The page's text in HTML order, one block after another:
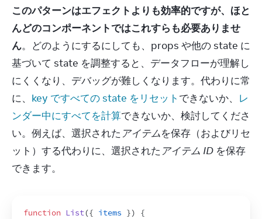
このパターンはエフェクトよりも効率的ですが、ほと
んどのコンポーネントではこれすらも必要ありませ
ん。どのようにするにしても、props や他の state に
基づいて state を調整すると、データフローが理解し
にくくなり、デバッグが難しくなります。代わりに常
に、 key ですべての state をリセット できないか、 レ
ンダー中にすべてを計算できないか、検討してくださ
い。例えば、選択された アイテムを保存（およびリセ
ット）する代わりに、選択された アイテム ID を保存
できます。
function List({ items })
{